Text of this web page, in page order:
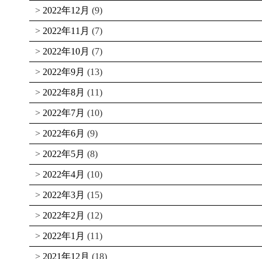
2022年12月 (9)
2022年11月 (7)
2022年10月 (7)
2022年9月 (13)
2022年8月 (11)
2022年7月 (10)
2022年6月 (9)
2022年5月 (8)
2022年4月 (10)
2022年3月 (15)
2022年2月 (12)
2022年1月 (11)
2021年12月 (18)